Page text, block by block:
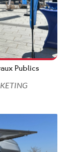
Publics